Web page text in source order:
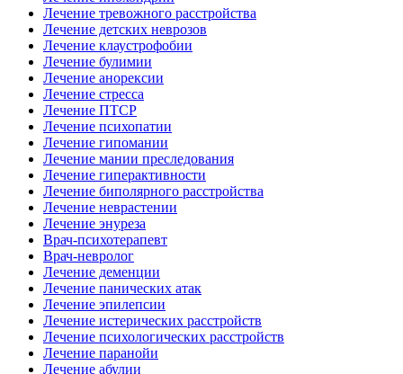
Лечение тревожного расстройства
Лечение детских неврозов
Лечение клаустрофобии
Лечение булимии
Лечение анорексии
Лечение стресса
Лечение ПТСР
Лечение психопатии
Лечение гипомании
Лечение мании преследования
Лечение гиперактивности
Лечение биполярного расстройства
Лечение неврастении
Лечение энуреза
Врач-психотерапевт
Врач-невролог
Лечение деменции
Лечение панических атак
Лечение эпилепсии
Лечение истерических расстройств
Лечение психологических расстройств
Лечение паранойи
Лечение абулии